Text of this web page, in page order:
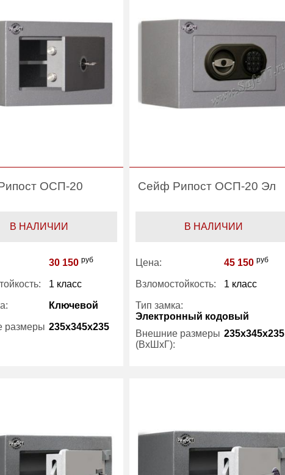
ОСП-20
В НАЛИЧИИ
30 150 руб
1 класс
Ключевой
размеры 235x345x235
Сейф Рипост ОСП-20 Эл
В НАЛИЧИИ
Цена: 45 150 руб
Взломостойкость: 1 класс
Тип замка:
Электронный кодовый
Внешние размеры
(ВхШхГ):
235x345x235